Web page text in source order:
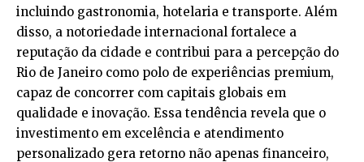
incluindo gastronomia, hotelaria e transporte. Além
disso, a notoriedade internacional fortalece a
reputação da cidade e contribui para a percepção do
Rio de Janeiro como polo de experiências premium,
capaz de concorrer com capitais globais em
qualidade e inovação. Essa tendência revela que o
investimento em excelência e atendimento
personalizado gera retorno não apenas financeiro,